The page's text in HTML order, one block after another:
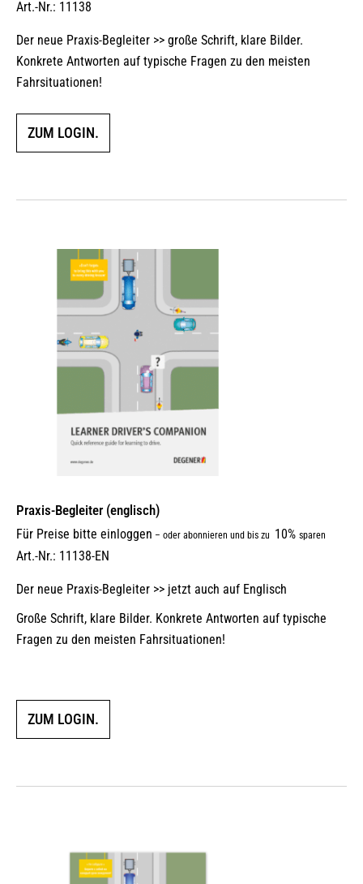
Bewertet
Art.-Nr.: 11138
Der neue Praxis-Begleiter >> große Schrift, klare Bilder.
Konkrete Antworten auf typische Fragen zu den meisten
Fahrsituationen!
ZUM LOGIN.
Praxis-Begleiter (englisch)
Für Preise bitte einloggen – oder abonnieren und bis zu 10% sparen
Art.-Nr.: 11138-EN
Der neue Praxis-Begleiter >> jetzt auch auf Englisch
Große Schrift, klare Bilder. Konkrete Antworten auf typische
Fragen zu den meisten Fahrsituationen!
ZUM LOGIN.